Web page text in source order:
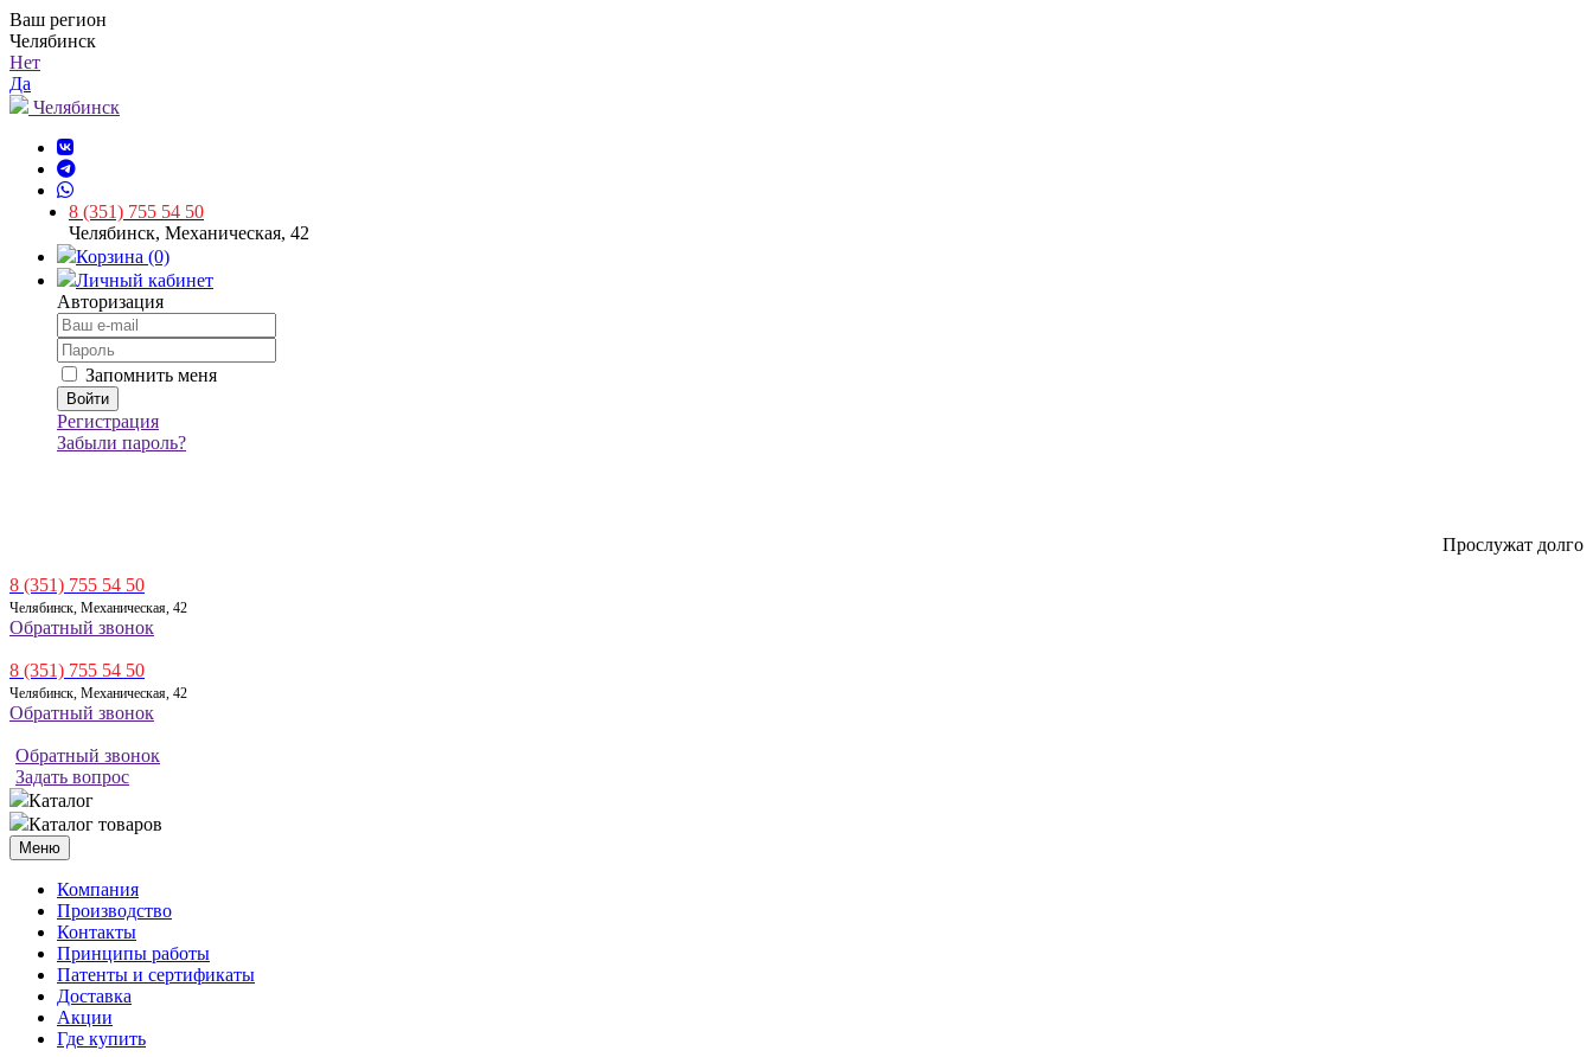
Ваш регион
Челябинск
Нет
Да
Челябинск
8 (351) 755 54 50
Челябинск, Механическая, 42
Корзина (0)
Личный кабинет
Авторизация
Запомнить меня
Регистрация
Забыли пароль?
Прослужат долго
8 (351) 755 54 50
Челябинск, Механическая, 42
Обратный звонок
8 (351) 755 54 50
Челябинск, Механическая, 42
Обратный звонок
Обратный звонок
Задать вопрос
Каталог
Каталог товаров
Меню
Компания
Производство
Контакты
Принципы работы
Патенты и сертификаты
Доставка
Акции
Где купить